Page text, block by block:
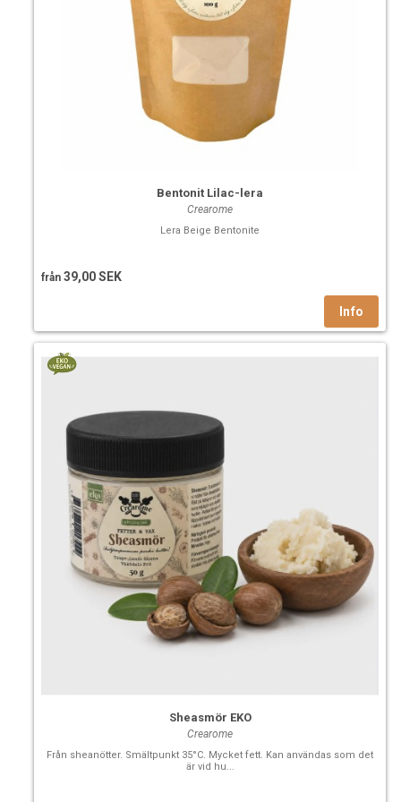
Bentonit Lilac-lera
Crearome
Lera Beige Bentonite
från 39,00 SEK
Sheasmör EKO
Crearome
Från sheanötter. Smältpunkt 35°C. Mycket fett. Kan användas som det
är vid hu...